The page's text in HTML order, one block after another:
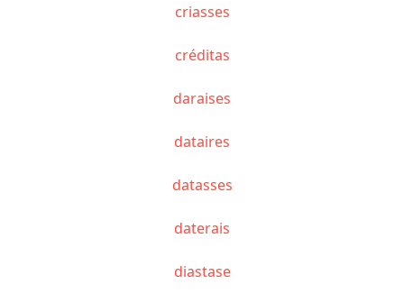
criasses
créditas
daraises
dataires
datasses
daterais
diastase